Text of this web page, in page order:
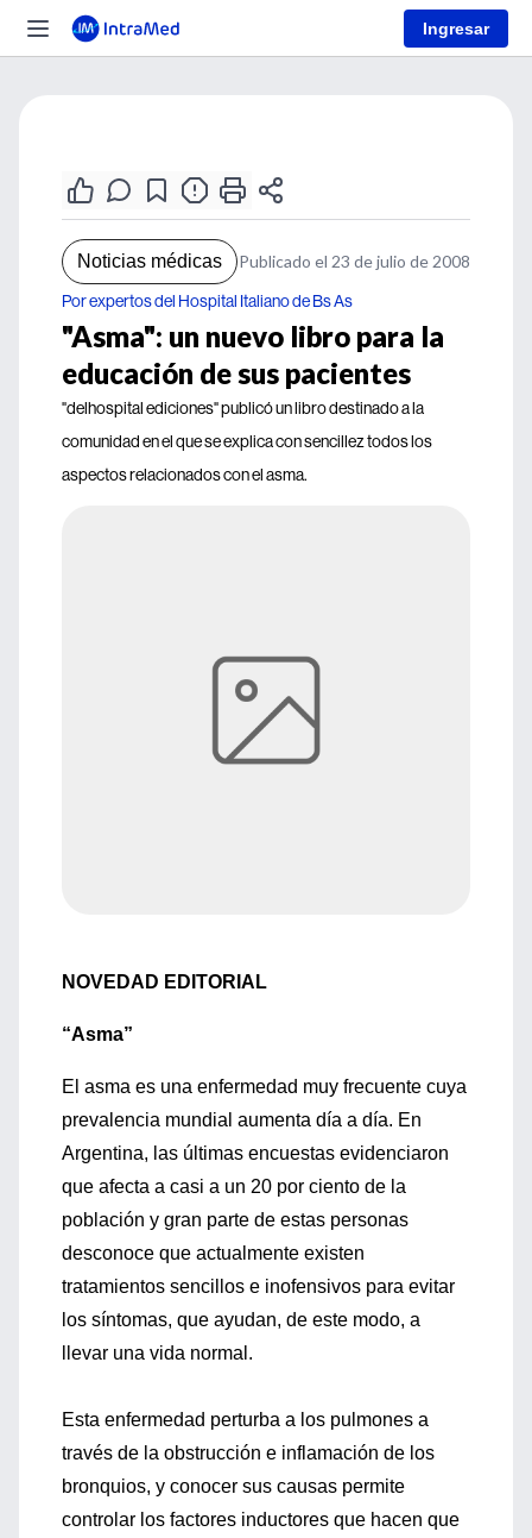
Ingresar
Noticias médicas Publicado el 23 de julio de 2008
Por expertos del Hospital Italiano de Bs As
"Asma": un nuevo libro para la
educación de sus pacientes
"delhospital ediciones" publicó un libro destinado a la
comunidad en el que se explica con sencillez todos los
aspectos relacionados con el asma.
NOVEDAD EDITORIAL
“Asma”
El asma es una enfermedad muy frecuente cuya
prevalencia mundial aumenta día a día. En
Argentina, las últimas encuestas evidenciaron
que afecta a casi a un 20 por ciento de la
población y gran parte de estas personas
desconoce que actualmente existen
tratamientos sencillos e inofensivos para evitar
los síntomas, que ayudan, de este modo, a
llevar una vida normal.
Esta enfermedad perturba a los pulmones a
través de la obstrucción e inflamación de los
bronquios, y conocer sus causas permite
controlar los factores inductores que hacen que